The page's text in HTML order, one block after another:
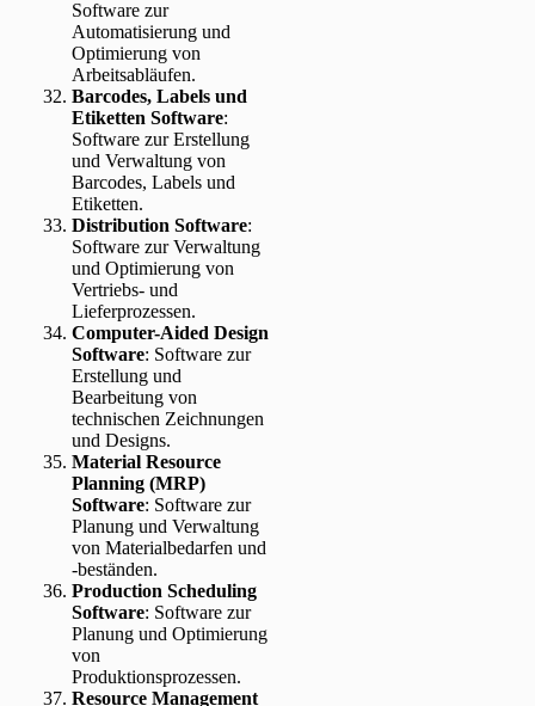
Software zur
Automatisierung und
Optimierung von
Arbeitsabläufen.
Barcodes, Labels und
Etiketten Software:
Software zur Erstellung
und Verwaltung von
Barcodes, Labels und
Etiketten.
Distribution Software:
Software zur Verwaltung
und Optimierung von
Vertriebs- und
Lieferprozessen.
Computer-Aided Design
Software: Software zur
Erstellung und
Bearbeitung von
technischen Zeichnungen
und Designs.
Material Resource
Planning (MRP)
Software: Software zur
Planung und Verwaltung
von Materialbedarfen und
-beständen.
Production Scheduling
Software: Software zur
Planung und Optimierung
von
Produktionsprozessen.
Resource Management